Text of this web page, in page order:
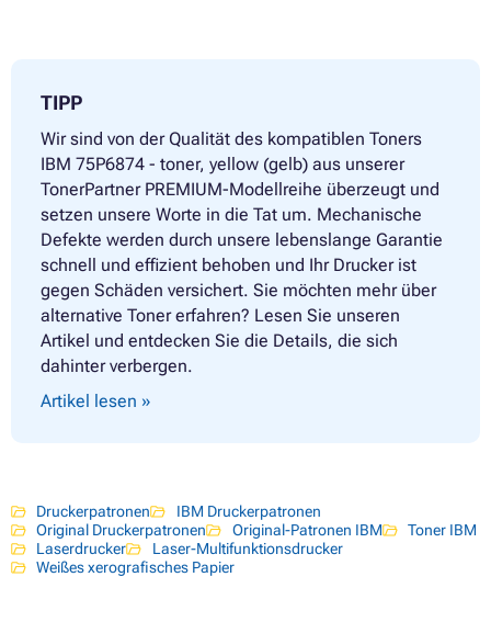
TIPP
Wir sind von der Qualität des kompatiblen Toners
IBM 75P6874 - toner, yellow (gelb) aus unserer
TonerPartner PREMIUM-Modellreihe überzeugt und
setzen unsere Worte in die Tat um. Mechanische
Defekte werden durch unsere lebenslange Garantie
schnell und effizient behoben und Ihr Drucker ist
gegen Schäden versichert. Sie möchten mehr über
alternative Toner erfahren? Lesen Sie unseren
Artikel und entdecken Sie die Details, die sich
dahinter verbergen.
Artikel lesen »
Druckerpatronen
IBM Druckerpatronen
Original Druckerpatronen
Original-Patronen IBM
Toner IBM
Laserdrucker
Laser-Multifunktionsdrucker
Weißes xerografisches Papier